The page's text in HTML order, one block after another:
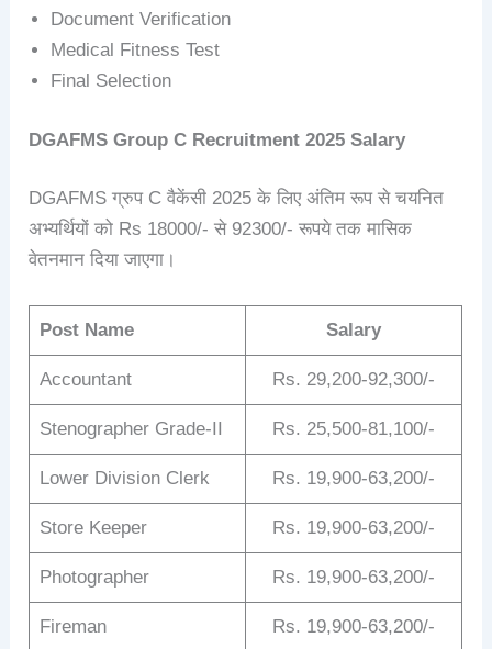
Document Verification
Medical Fitness Test
Final Selection
DGAFMS Group C Recruitment 2025 Salary
DGAFMS ग्रुप C वैकेंसी 2025 के लिए अंतिम रूप से चयनित
अभ्यर्थियों को Rs 18000/- से 92300/- रूपये तक मासिक
वेतनमान दिया जाएगा।
Post Name Salary
Accountant Rs. 29,200-92,300/-
Stenographer Grade-II Rs. 25,500-81,100/-
Lower Division Clerk Rs. 19,900-63,200/-
Store Keeper Rs. 19,900-63,200/-
Photographer Rs. 19,900-63,200/-
Fireman Rs. 19,900-63,200/-